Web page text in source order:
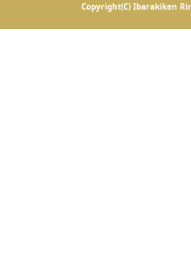
Copyright(C) Ibarakiken